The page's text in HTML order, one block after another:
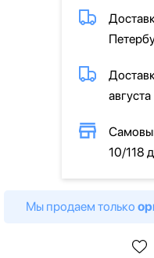
августа
10/118
Мы продаем только